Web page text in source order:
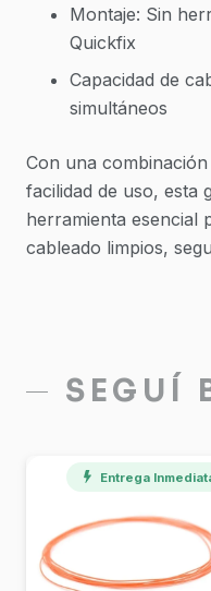
Montaje: Sin
Quickfix
Capacidad de
simultáneos
Con una
facilidad de uso, esta
herramienta esencial
cableado limpios,
SEGUÍ